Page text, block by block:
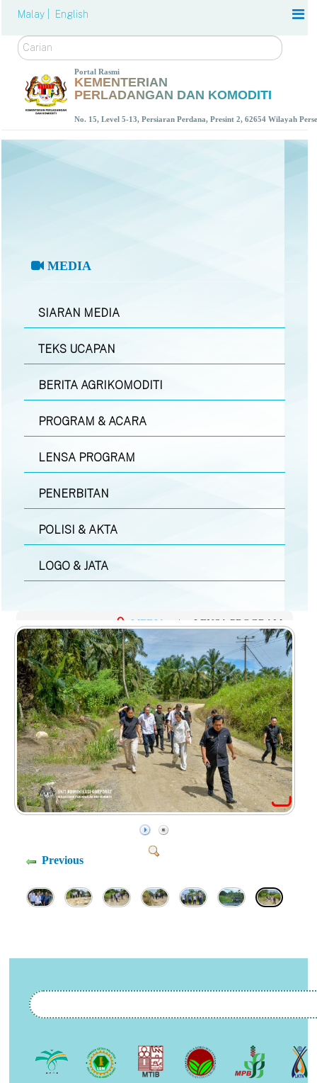
Malay | English
Carian
Portal Rasmi
KEMENTERIAN
PERLADANGAN DAN KOMODITI
No. 15, Level 5-13, Persiaran Perdana, Presint 2, 62654 Wilayah
MEDIA
SIARAN MEDIA
TEKS UCAPAN
BERITA AGRIKOMODITI
PROGRAM & ACARA
LENSA PROGRAM
PENERBITAN
POLISI & AKTA
LOGO & JATA
MEDIA | LENSA PROGRAM
Previous